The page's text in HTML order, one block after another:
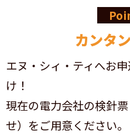
カンタ
エヌ・シィ・ティへお
け！
現在の電力会社の検針
せ）をご用意ください。